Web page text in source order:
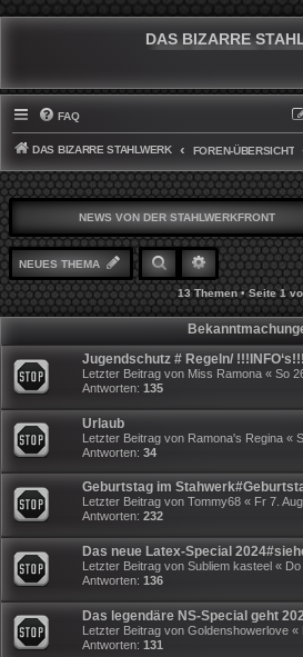
DAS BIZARRE
FAQ
DAS BIZARRE STAHLWERK FOREN-ÜBERSICHT
NEWS VON DER STAHLWERKFRONT
NEUES THEMA SUCHE ERWEITERTE
13 Themen • Seite1
Jugendschutz # Regeln/ !!!INFO‘s!!!
Letzter Beitrag von Miss Ramona « So
Antworten: 135
Urlaub
Letzter Beitrag von Ramona's Regina «
Antworten: 34
Geburtstag im
Letzter Beitrag von Tommy68 « Fr 7.
Antworten: 232
Das neue Latex-Special
Letzter Beitrag von Subliem kasteel «
Antworten: 136
Das legendäre NS-Special geht
Letzter Beitrag von Goldenshowerlove «
Antworten: 131